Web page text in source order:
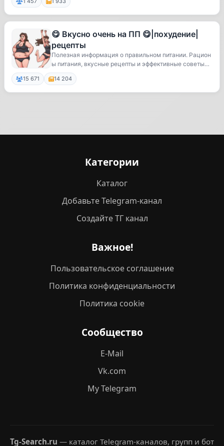
😋 Вкусно очень на ПП 😋|похудение|
рецепты
Полезная информация о правильном питании. Рацион
ы питания, вкусные рецепты и эффективные советы
д...
15 671 14 204
Категории
Каталог
Добавьте Telegram-канал
Создайте ТГ канал
Важное!
Пользовательское соглашение
Политика конфиденциальности
Политика cookie
Сообщество
E-Mail
Vk.com
My Telegram
Tg-Search.ru — каталог Telegram-каналов, групп и бот